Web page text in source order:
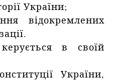
України;
відокремлених
в своїй
України,